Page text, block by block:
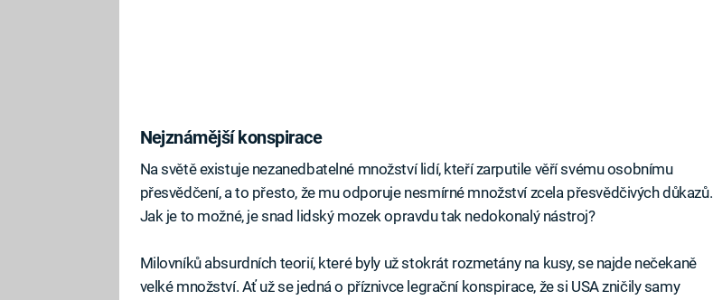
Nejznámější konspirace
Na světě existuje nezanedbatelné množství lidí, kteří zarputile věří svému osobnímu
přesvědčení, a to přesto, že mu odporuje nesmírné množství zcela přesvědčivých důkazů.
Jak je to možné, je snad lidský mozek opravdu tak nedokonalý nástroj?
Milovníků absurdních teorií, které byly už stokrát rozmetány na kusy, se najde nečekaně
velké množství. Ať už se jedná o příznivce legrační konspirace, že si USA zničily samy